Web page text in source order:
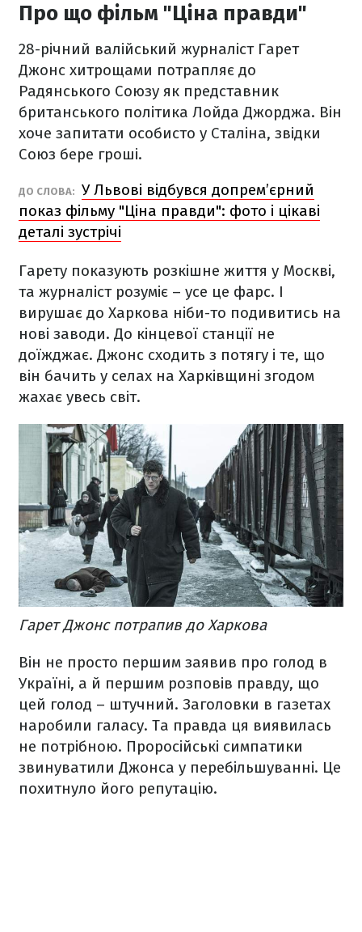
Про що фільм "Ціна правди"
28-річний валійський журналіст Гарет
Джонс хитрощами потрапляє до
Радянського Союзу як представник
британського політика Лойда Джорджа. Він
хоче запитати особисто у Сталіна, звідки
Союз бере гроші.
ДО СЛОВА: У Львові відбувся допрем’єрний
показ фільму "Ціна правди": фото і цікаві
деталі зустрічі
Гарету показують розкішне життя у Москві,
та журналіст розуміє – усе це фарс. І
вирушає до Харкова ніби-то подивитись на
нові заводи. До кінцевої станції не
доїжджає. Джонс сходить з потягу і те, що
він бачить у селах на Харківщині згодом
жахає увесь світ.
Гарет Джонс потрапив до Харкова
Він не просто першим заявив про голод в
Україні, а й першим розповів правду, що
цей голод – штучний. Заголовки в газетах
наробили галасу. Та правда ця виявилась
не потрібною. Проросійські симпатики
звинуватили Джонса у перебільшуванні. Це
похитнуло його репутацію.